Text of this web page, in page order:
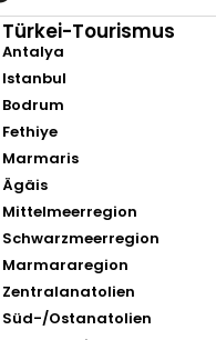
Türkei-Tourismus
Antalya
Istanbul
Bodrum
Fethiye
Marmaris
Ägäis
Mittelmeerregion
Schwarzmeerregion
Marmararegion
Zentralanatolien
Süd-/Ostanatolien